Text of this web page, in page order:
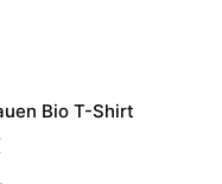
Bio T-Shirt